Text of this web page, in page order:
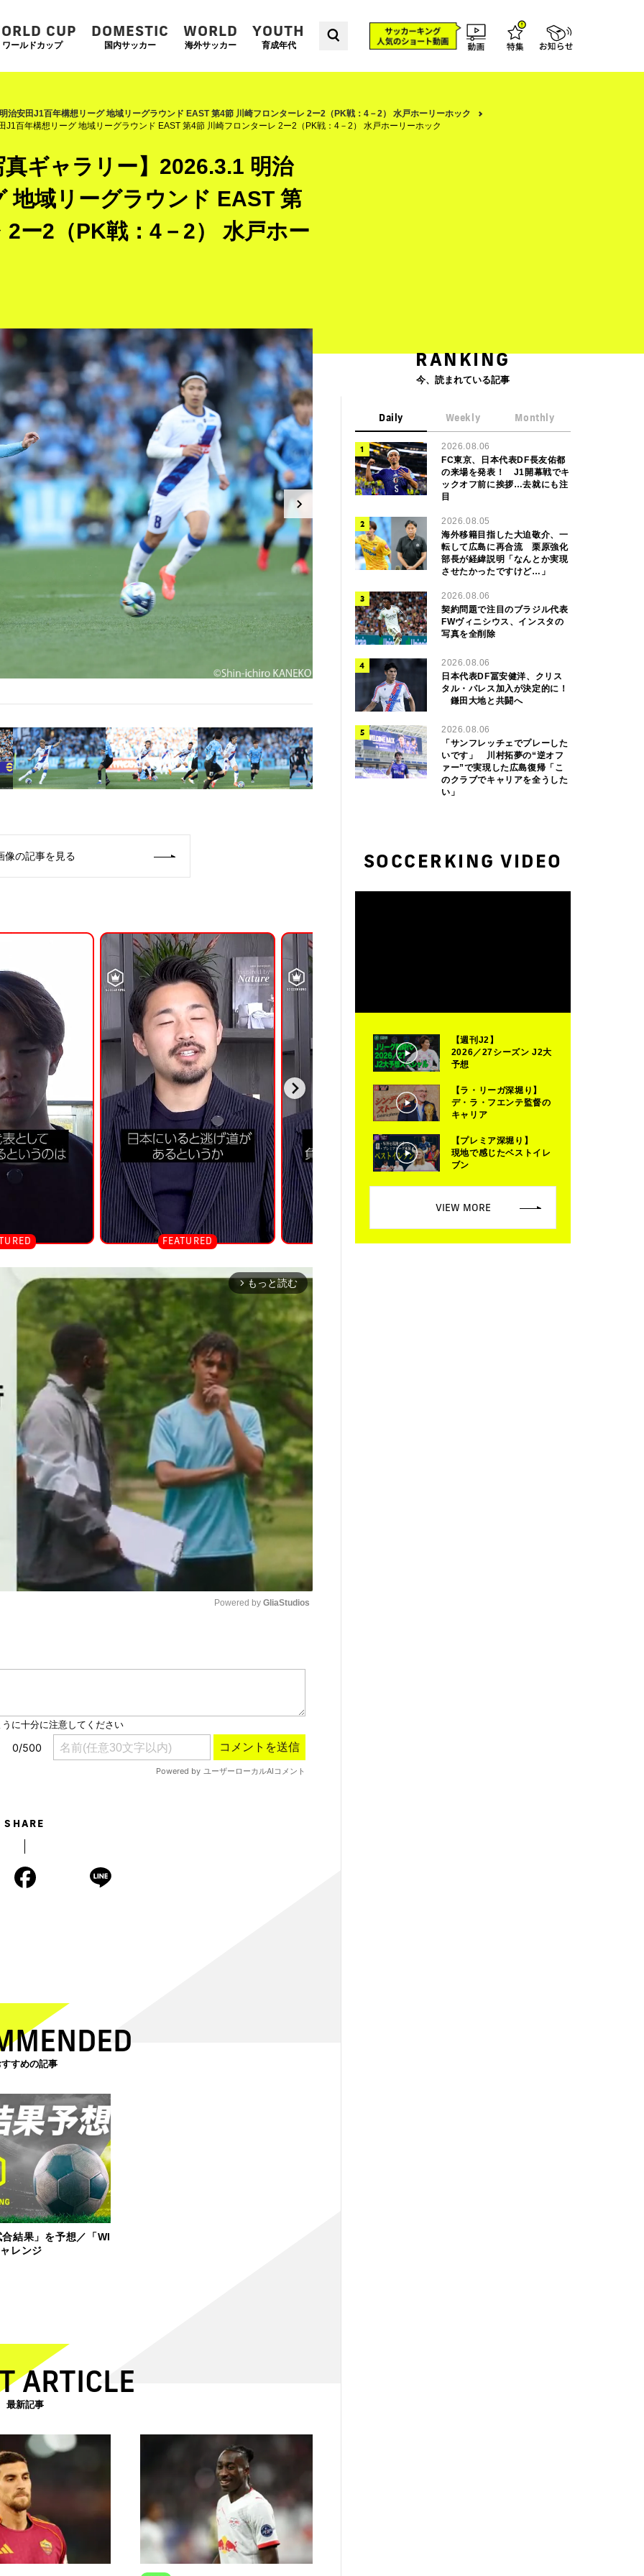
CUP
ワールドカップ
DOMESTIC
国内サッカー
WORLD
海外サッカー
YOUTH
育成年代
治安田J1百年構想リーグ 地域リーグラウンド EAST 第4節 川崎フロンターレ 2ー2（PK戦：4－2） 水戸ホーリーホック
百年構想リーグ 地域リーグラウンド EAST 第4節 川崎フロンターレ 2ー2（PK戦：4－2） 水戸ホーリーホック
ギャラリー】2026.3.1 明治
地域リーグラウンド EAST 第
ー2（PK戦：4－2） 水戸ホー
像の記事を見る
arrow_forward_ios もっと読む
Powered by GliaStudios
SHARE
すめの記事
結果」を予想／「WI
レンジ
ARTICLE
最新記事
RANKING
今、読まれている記事
Daily Weekly Monthly
2026.08.06
FC東京、日本代表DF長友佑都
の来場を発表！ J1開幕戦でキ
ックオフ前に挨拶…去就にも注
目
2026.08.05
海外移籍目指した大迫敬介、一
転して広島に再合流 栗原強化
部長が経緯説明「なんとか実現
させたかったですけど…」
2026.08.06
契約問題で注目のブラジル代表
FWヴィニシウス、インスタの
写真を全削除
2026.08.06
日本代表DF冨安健洋、クリス
タル・パレス加入が決定的に！
鎌田大地と共闘へ
2026.08.06
「サンフレッチェでプレーした
いです」 川村拓夢の“逆オフ
ァー”で実現した広島復帰「こ
のクラブでキャリアを全うした
い」
SOCCERKING VIDEO
【週刊J2】
2026／27シーズン J2大
予想
【ラ・リーガ深堀り】
デ・ラ・フエンテ監督の
キャリア
【プレミア深堀り】
現地で感じたベストイレ
ブン
VIEW MORE